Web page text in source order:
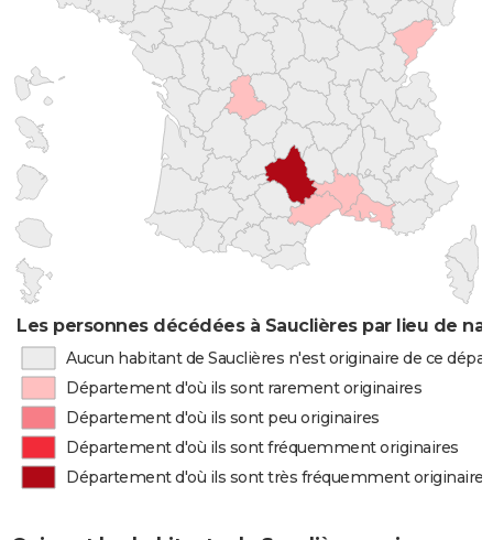
Les personnes décédées à Sauclières par lieu de
Aucun habitant de Sauclières n'est originaire de ce
Département d'où ils sont rarement originaires
Département d'où ils sont peu originaires
Département d'où ils sont fréquemment originaires
Département d'où ils sont très fréquemment originaires